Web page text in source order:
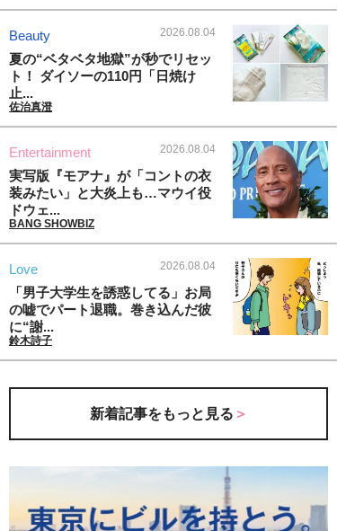
Beauty 2026.08.04
夏の“ベタベタ地獄”が秒でリセッ
ト！ ダイソーの110円「日焼け
止...
佐治真澄
Entertainment 2026.08.04
実写版『モアナ』が「コントの衣
装みたい」と大炎上も…マウイ役
ドウェ...
BANG SHOWBIZ
Love 2026.08.04
「男子大学生を誘惑してる」お局
の嘘でパート退職。巻き込んだ彼
に“謝...
鈴木詩子
新着記事をもっと見る